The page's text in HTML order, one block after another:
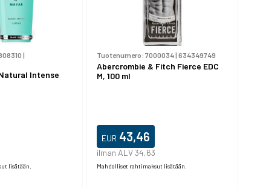
|
Intense
lisätään.
Tuotenumero: 7000034| 634349749
Abercrombie & Fitch Fierce EDC
M, 100 ml
EUR 43,46
ilman ALV 34,63
Mahdolliset rahtimaksut lisätään.